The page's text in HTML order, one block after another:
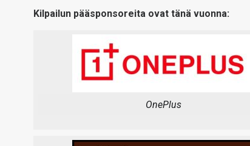
Kilpailun pääsponsoreita ovat tänä vuonna:
OnePlus